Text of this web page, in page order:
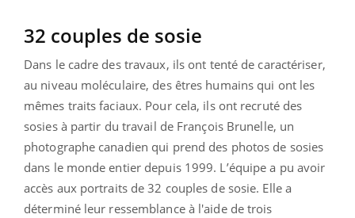
32 couples de sosie
Dans le cadre des travaux, ils ont tenté de caractériser,
au niveau moléculaire, des êtres humains qui ont les
mêmes traits faciaux. Pour cela, ils ont recruté des
sosies à partir du travail de François Brunelle, un
photographe canadien qui prend des photos de sosies
dans le monde entier depuis 1999. L’équipe a pu avoir
accès aux portraits de 32 couples de sosie. Elle a
déterminé leur ressemblance à l'aide de trois